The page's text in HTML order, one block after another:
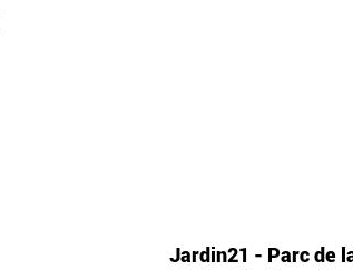
Jardin21 - Parc de